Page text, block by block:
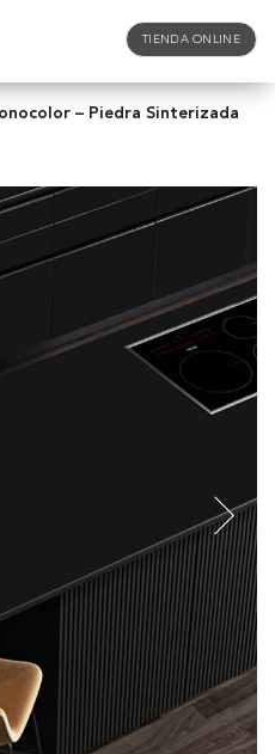
TIENDA ONLINE
– Piedra Sinterizada